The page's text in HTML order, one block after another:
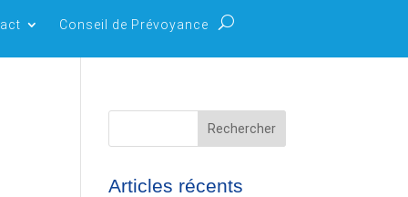
Conseil de Prévoyance
Rechercher
Articles récents